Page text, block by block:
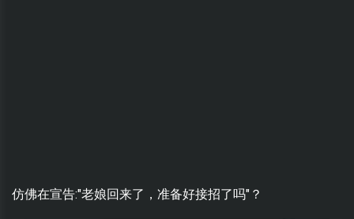
仿佛在宣告:"老娘回来了，准备好接招了吗"？